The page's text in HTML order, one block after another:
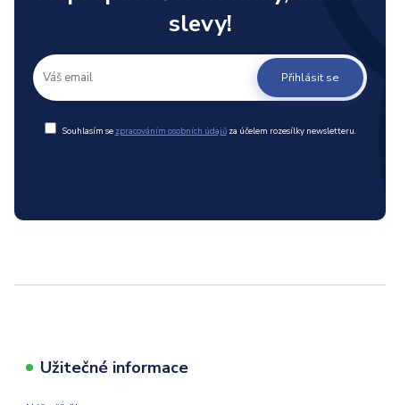
slevy!
Přihlásit se
Souhlasím se zpracováním osobních údajůza účelem rozesílky newsletteru.
Užitečné informace